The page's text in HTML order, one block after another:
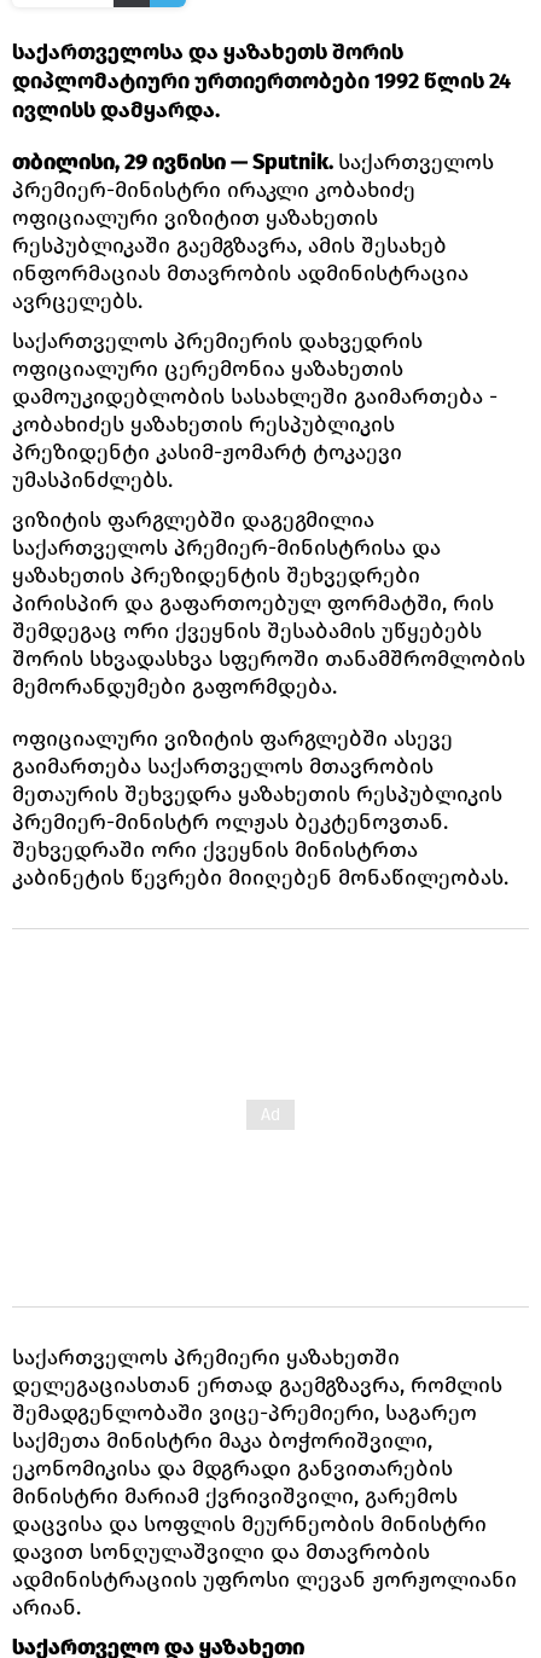
საქართველოსა და ყაზახეთს შორის
დიპლომატიური ურთიერთობები 1992 წლის 24
ივლისს დამყარდა.
თბილისი, 29 ივნისი — Sputnik. საქართველოს
პრემიერ-მინისტრი ირაკლი კობახიძე
ოფიციალური ვიზიტით ყაზახეთის
რესპუბლიკაში გაემგზავრა, ამის შესახებ
ინფორმაციას მთავრობის ადმინისტრაცია
ავრცელებს.
საქართველოს პრემიერის დახვედრის
ოფიციალური ცერემონია ყაზახეთის
დამოუკიდებლობის სასახლეში გაიმართება -
კობახიძეს ყაზახეთის რესპუბლიკის
პრეზიდენტი კასიმ-ჟომარტ ტოკაევი
უმასპინძლებს.
ვიზიტის ფარგლებში დაგეგმილია
საქართველოს პრემიერ-მინისტრისა და
ყაზახეთის პრეზიდენტის შეხვედრები
პირისპირ და გაფართოებულ ფორმატში, რის
შემდეგაც ორი ქვეყნის შესაბამის უწყებებს
შორის სხვადასხვა სფეროში თანამშრომლობის
მემორანდუმები გაფორმდება.
ოფიციალური ვიზიტის ფარგლებში ასევე
გაიმართება საქართველოს მთავრობის
მეთაურის შეხვედრა ყაზახეთის რესპუბლიკის
პრემიერ-მინისტრ ოლჟას ბეკტენოვთან.
შეხვედრაში ორი ქვეყნის მინისტრთა
კაბინეტის წევრები მიიღებენ მონაწილეობას.
საქართველოს პრემიერი ყაზახეთში
დელეგაციასთან ერთად გაემგზავრა, რომლის
შემადგენლობაში ვიცე-პრემიერი, საგარეო
საქმეთა მინისტრი მაკა ბოჭორიშვილი,
ეკონომიკისა და მდგრადი განვითარების
მინისტრი მარიამ ქვრივიშვილი, გარემოს
დაცვისა და სოფლის მეურნეობის მინისტრი
დავით სონღულაშვილი და მთავრობის
ადმინისტრაციის უფროსი ლევან ჟორჟოლიანი
არიან.
საქართველო და ყაზახეთი